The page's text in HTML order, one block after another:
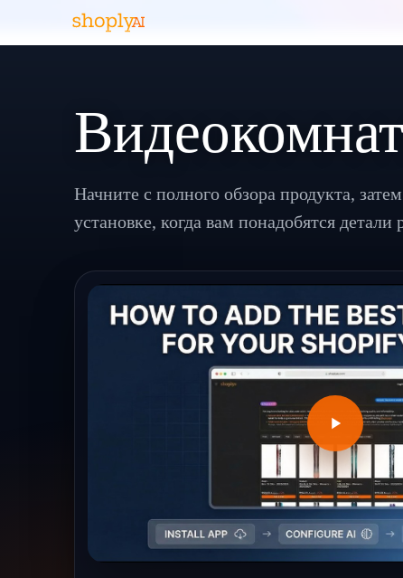
Начните с полного обзора продукта,
установке, когда вам понадобятся детали